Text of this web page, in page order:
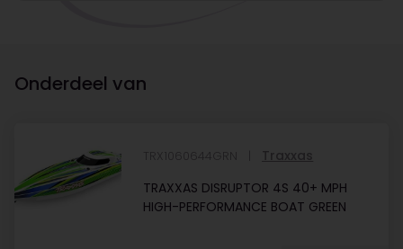
Onderdeel van
TRX1060644GRN
Traxxas
TRAXXAS DISRUPTOR 4S 40+ MPH
HIGH-PERFORMANCE BOAT GREEN